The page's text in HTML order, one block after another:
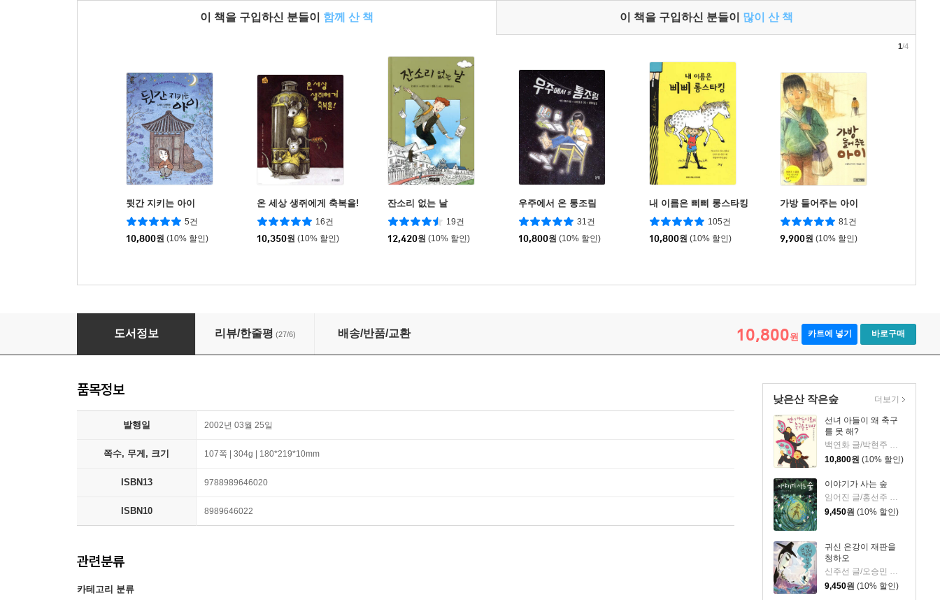
이 책을 구입하신 분들이 함께 산 책 이 책을 구입하신 분들이 많이 산 책
뒷간 지키는 아이
5건
10,800원 (10% 할인)
온 세상 생쥐에게 축복을!
16건
10,350원 (10% 할인)
잔소리 없는 날
19건
12,420원 (10% 할인)
우주에서 온 통조림
31건
10,800원 (10% 할인)
내 이름은 삐삐 롱스타킹
105건
10,800원 (10% 할인)
가방 들어주는 아이
81건
9,900원 (10% 할인)
1/4
도서정보 리뷰/한줄평 (27/6) 배송/반품/교환 10,800원 카트에 넣기 바로구매
낮은산 작은숲
선녀 아들이 왜 축구
를 못 해?
백연화 글/박현주 그림
10,800원 (10% 할인)
이야기가 사는 숲
9,450원 (10% 할인)
귀신 은강이 재판을
청하오
9,450원 (10% 할인)
더보기
품목정보
발행일 2002년 03월 25일
쪽수, 무게, 크기 107쪽 | 304g | 180*219*10mm
ISBN13 9788989646020
ISBN10 8989646022
관련분류
카테고리 분류